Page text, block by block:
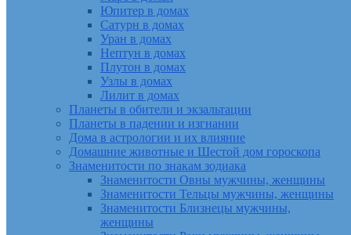
Юпитер в домах
Сатурн в домах
Уран в домах
Нептун в домах
Плутон в домах
Узлы в домах
Лилит в домах
Планеты в обители и экзальтации
Планеты в падении и изгнании
Дома в астрологии и их влияние
Домашние животные и Шестой дом гороскопа
Знаменитости по знакам зодиака
Знаменитости Овны мужчины, женщины
Знаменитости Тельцы мужчины, женщины
Знаменитости Близнецы мужчины,
женщины